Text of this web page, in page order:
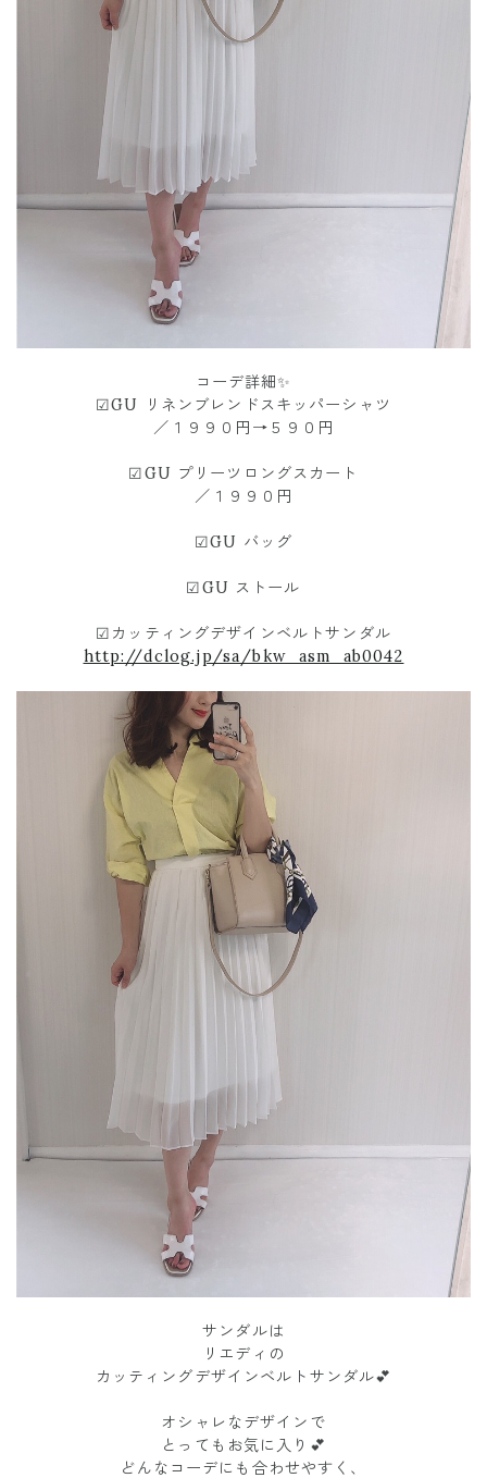
コーデ詳細✨
☑︎GU リネンブレンドスキッパーシャツ
／１９９０円→５９０円
☑︎GU プリーツロングスカート
／１９９０円
☑︎GU バッグ
☑︎GU ストール
☑︎カッティングデザインベルトサンダル
http://dclog.jp/sa/bkw_asm_ab0042
サンダルは
リエディの
カッティングデザインベルトサンダル💕
オシャレなデザインで
とってもお気に入り💕
どんなコーデにも合わせやすく、